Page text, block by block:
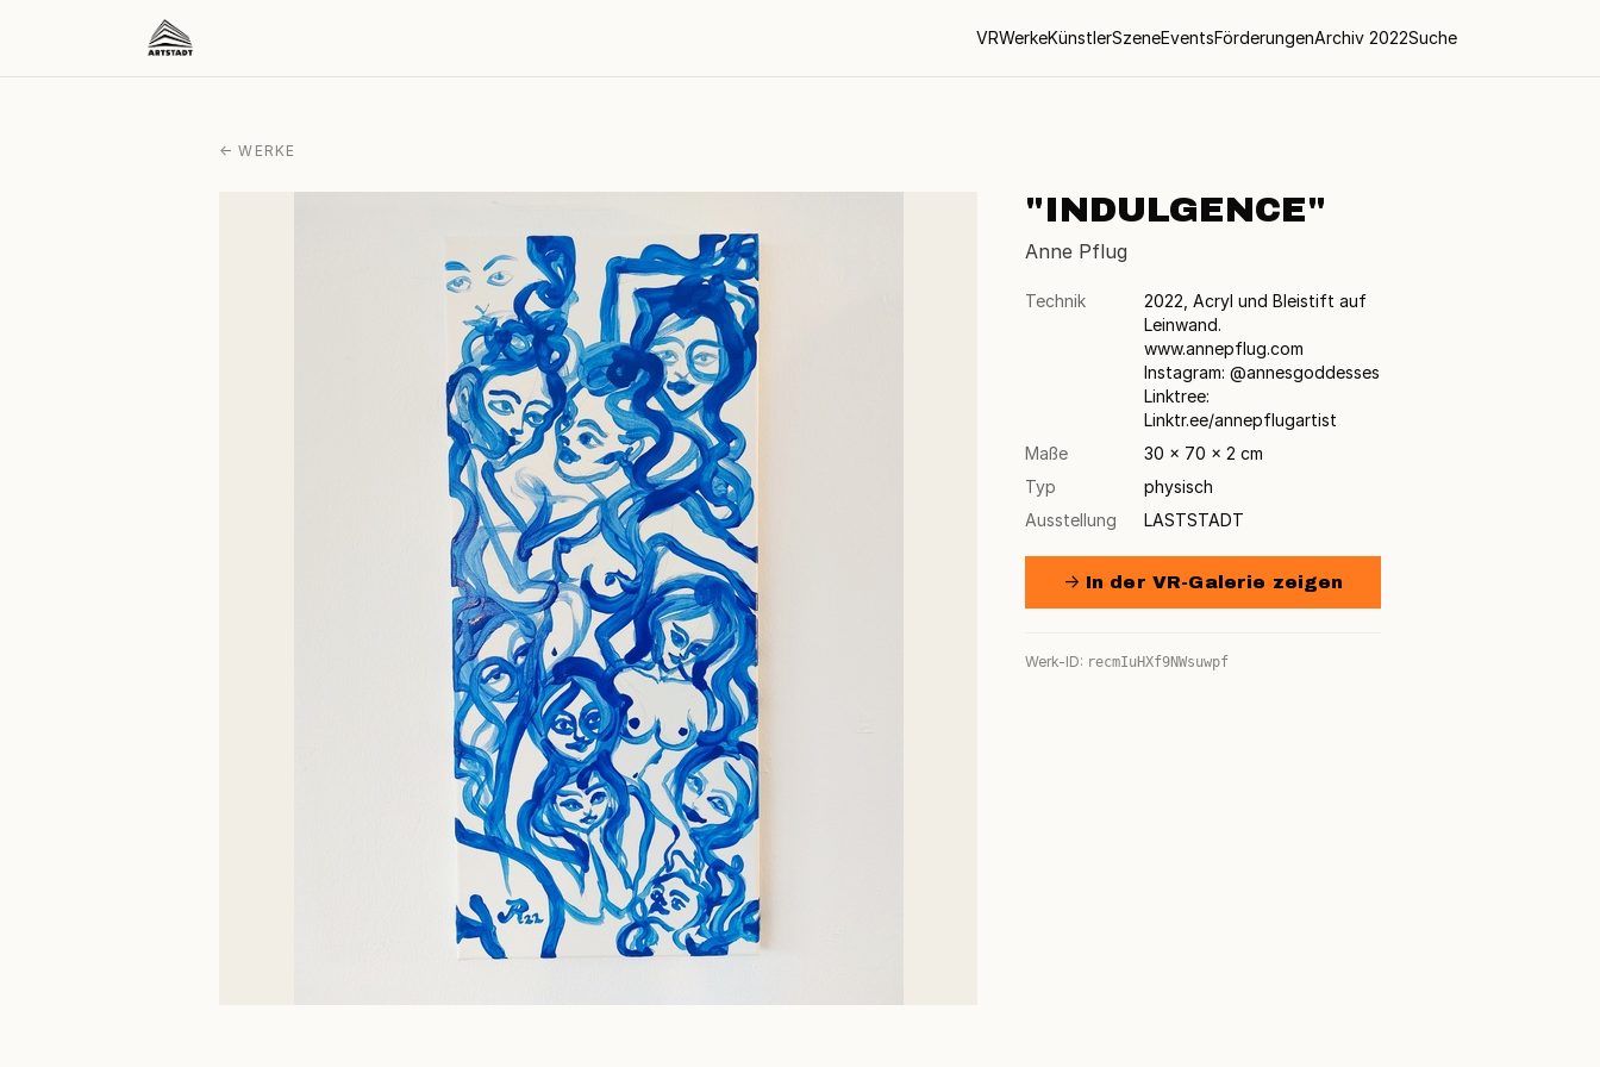
VRWerkeKünstlerSzeneEventsFörderungenArchiv 2022Suche
← WERKE
"INDULGENCE"
Anne Pflug
Technik
2022, Acryl und Bleistift auf
Leinwand.
www.annepflug.com
Instagram: @annesgoddesses
Linktree:
Linktr.ee/annepflugartist
Maße
30 × 70 × 2 cm
Typ
physisch
Ausstellung
LASTSTADT
→ In der VR-Galerie zeigen
Werk-ID: recmIuHXf9NWsuwpf